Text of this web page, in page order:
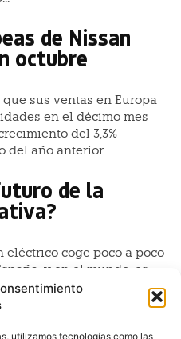
utilizamos tecnologías como las
de Nissan
octubre
sus ventas en Europa
en el décimo mes
del 3,3%
del año anterior.
de la
eléctrico coge poco a poco
y en el mundo, es
El año pasado se
Leaf, 500 unidades